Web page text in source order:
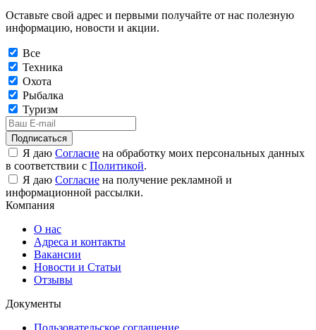
Оставьте свой адрес и первыми получайте от нас полезную
информацию, новости и акции.
Все
Техника
Охота
Рыбалка
Туризм
Подписаться
Я даю Согласие на обработку моих персональных данных
в соответствии с Политикой.
Я даю Согласие на получение рекламной и
информационной рассылки.
Компания
О нас
Адреса и контакты
Вакансии
Новости и Статьи
Отзывы
Документы